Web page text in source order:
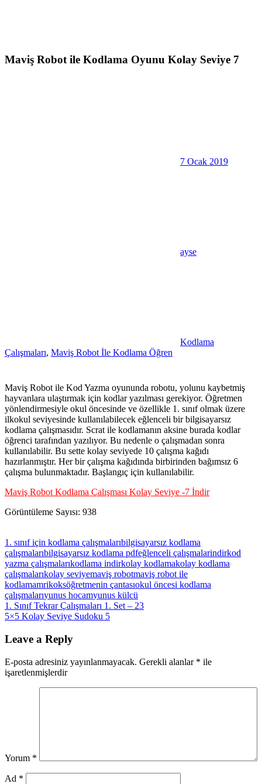
Maviş Robot ile Kodlama Oyunu Kolay Seviye 7
7 Ocak 2019
ayse
Kodlama
Çalışmaları, Maviş Robot İle Kodlama Öğren
Maviş Robot ile Kod Yazma oyununda robotu, yolunu kaybetmiş
hayvanlara ulaştırmak için kodlar yazılması gerekiyor. Öğretmen
yönlendirmesiyle okul öncesinde ve özellikle 1. sınıf olmak üzere
ilkokul seviyesinde kullanılabilecek eğlenceli bir bilgisayarsız
kodlama çalışmasıdır. Scrat ile kodlamanın aksine burada kodlar
öğrenci tarafından yazılıyor. Bu nedenle o çalışmadan sonra
kullanılabilir. Bu sette kolay seviyede 10 çalışma kağıdı
hazırlanmıştır. Her bir çalışma kağıdında birbirinden bağımsız 6
çalışma bulunmaktadır. Başlangıç için kullanılabilir.
Maviş Robot Kodlama Çalışması Kolay Seviye -7 İndir
Görüntüleme Sayısı: 938
1. sınıf için kodlama çalışmalarıbilgisayarsız kodlama
çalışmalarıbilgisayarsız kodlama pdfeğlenceli çalışmalarindirkod
yazma çalışmalarıkodlama indirkolay kodlamakolay kodlama
çalışmalarıkolay seviyemaviş robotmaviş robot ile
kodlamamrikoksöğretmenin çantasıokul öncesi kodlama
çalışmalarıyunus hocamyunus külcü
Yazı
gezinmesi
Previous
Post:
1. Sınıf Tekrar Çalışmaları 1. Set – 23
Next
5×5 Kolay Seviye Sudoku 5
Leave a Reply
E-posta adresiniz yayınlanmayacak. Gerekli alanlar * ile
işaretlenmişlerdir
Yorum *
Ad *